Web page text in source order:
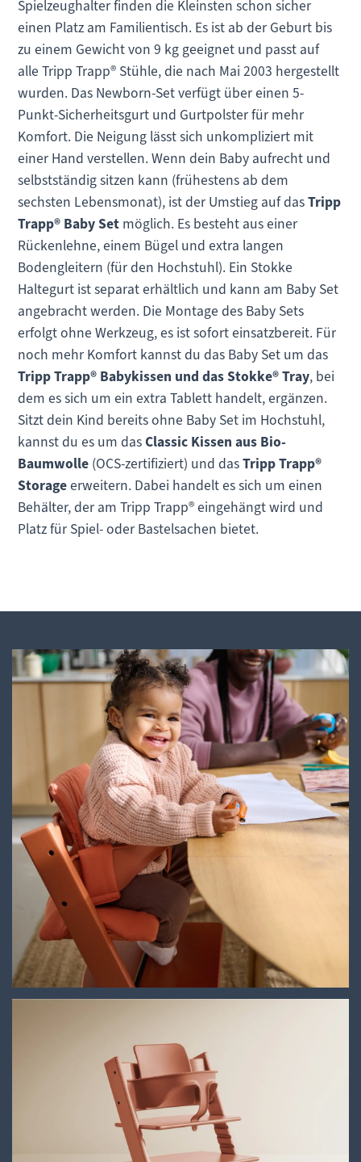
Spielzeughalter finden die Kleinsten schon sicher
einen Platz am Familientisch. Es ist ab der Geburt bis
zu einem Gewicht von 9 kg geeignet und passt auf
alle Tripp Trapp® Stühle, die nach Mai 2003 hergestellt
wurden. Das Newborn-Set verfügt über einen 5-
Punkt-Sicherheitsgurt und Gurtpolster für mehr
Komfort. Die Neigung lässt sich unkompliziert mit
einer Hand verstellen. Wenn dein Baby aufrecht und
selbstständig sitzen kann (frühestens ab dem
sechsten Lebensmonat), ist der Umstieg auf dasTripp
Trapp® Baby Set möglich. Es besteht aus einer
Rückenlehne, einem Bügel und extra langen
Bodengleitern (für den Hochstuhl). Ein Stokke
Haltegurt ist separat erhältlich und kann am Baby Set
angebracht werden. Die Montage des Baby Sets
erfolgt ohne Werkzeug, es ist sofort einsatzbereit. Für
noch mehr Komfort kannst du das Baby Set um das
Tripp Trapp® Babykissen und das Stokke® Tray, bei
dem es sich um ein extra Tablett handelt, ergänzen.
Sitzt dein Kind bereits ohne Baby Set im Hochstuhl,
kannst du es um dasClassic Kissen aus Bio-
Baumwolle (OCS-zertifiziert) und dasTripp Trapp®
Storageerweitern. Dabei handelt es sich um einen
Behälter, der am Tripp Trapp® eingehängt wird und
Platz für Spiel- oder Bastelsachen bietet.